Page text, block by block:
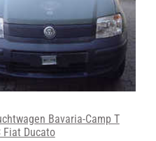
Bavaria-Camp T
Fiat Ducato